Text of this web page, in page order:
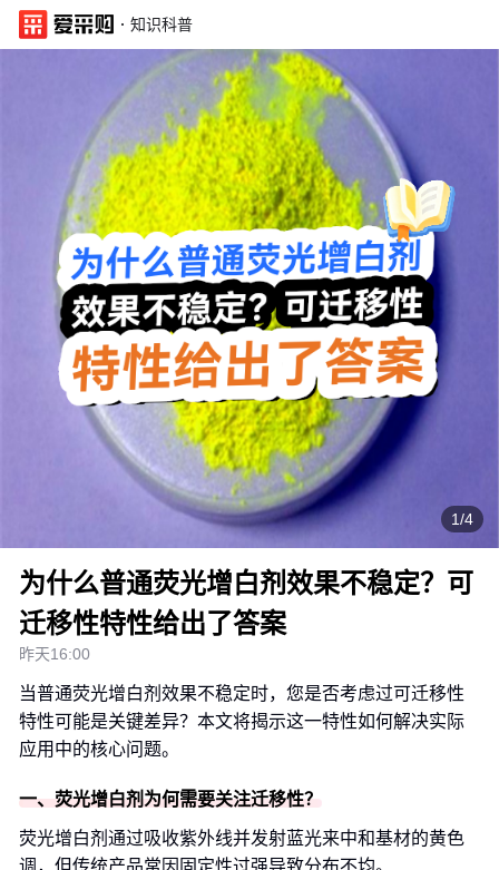
· 知识科普
1/4
为什么普通荧光增白剂效果不稳定？可
迁移性特性给出了答案
昨天16:00
当普通荧光增白剂效果不稳定时，您是否考虑过可迁移性
特性可能是关键差异？本文将揭示这一特性如何解决实际
应用中的核心问题。
一、荧光增白剂为何需要关注迁移性？
荧光增白剂通过吸收紫外线并发射蓝光来中和基材的黄色
调，但传统产品常因固定性过强导致分布不均。